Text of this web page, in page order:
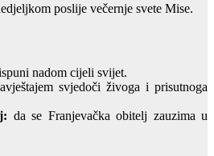
poslije večernje svete Mise.
nadom cijeli svijet.
svjedoči živoga i prisutnoga
da se Franjevačka obitelj zauzima u